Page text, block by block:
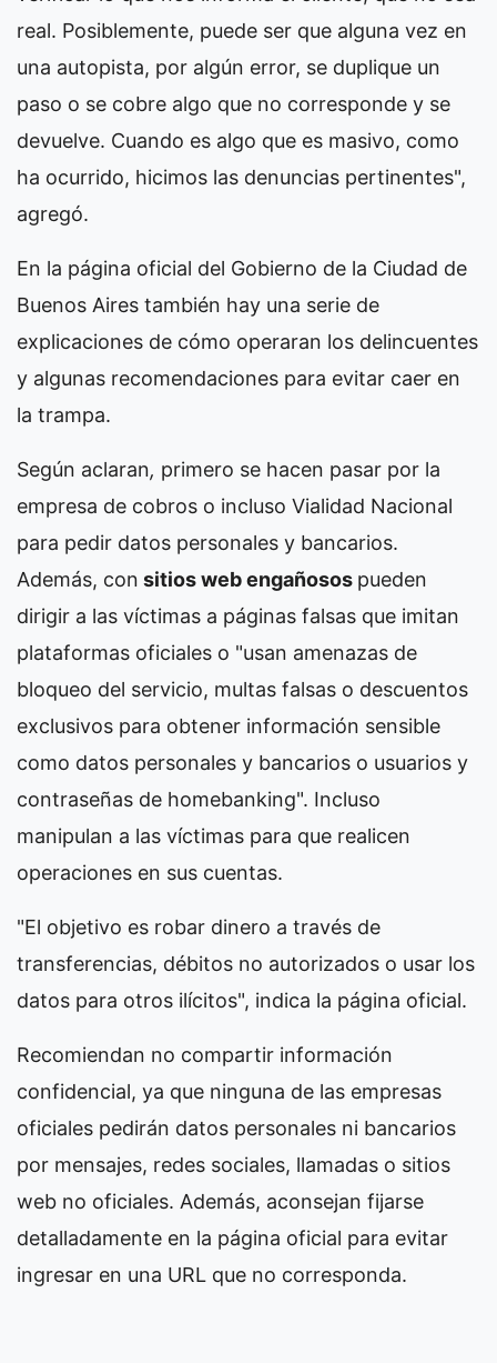
real. Posiblemente, puede ser que alguna vez en
una autopista, por algún error, se duplique un
paso o se cobre algo que no corresponde y se
devuelve. Cuando es algo que es masivo, como
ha ocurrido, hicimos las denuncias pertinentes",
agregó.
En la página oficial del Gobierno de la Ciudad de
Buenos Aires también hay una serie de
explicaciones de cómo operaran los delincuentes
y algunas recomendaciones para evitar caer en
la trampa.
Según aclaran, primero se hacen pasar por la
empresa de cobros o incluso Vialidad Nacional
para pedir datos personales y bancarios.
Además, con sitios web engañosos pueden
dirigir a las víctimas a páginas falsas que imitan
plataformas oficiales o "usan amenazas de
bloqueo del servicio, multas falsas o descuentos
exclusivos para obtener información sensible
como datos personales y bancarios o usuarios y
contraseñas de homebanking". Incluso
manipulan a las víctimas para que realicen
operaciones en sus cuentas.
"El objetivo es robar dinero a través de
transferencias, débitos no autorizados o usar los
datos para otros ilícitos", indica la página oficial.
Recomiendan no compartir información
confidencial, ya que ninguna de las empresas
oficiales pedirán datos personales ni bancarios
por mensajes, redes sociales, llamadas o sitios
web no oficiales. Además, aconsejan fijarse
detalladamente en la página oficial para evitar
ingresar en una URL que no corresponda.